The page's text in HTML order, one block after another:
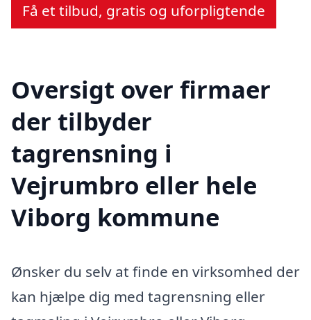
Få et tilbud, gratis og uforpligtende
Oversigt over firmaer
der tilbyder
tagrensning i
Vejrumbro eller hele
Viborg kommune
Ønsker du selv at finde en virksomhed der
kan hjælpe dig med tagrensning eller